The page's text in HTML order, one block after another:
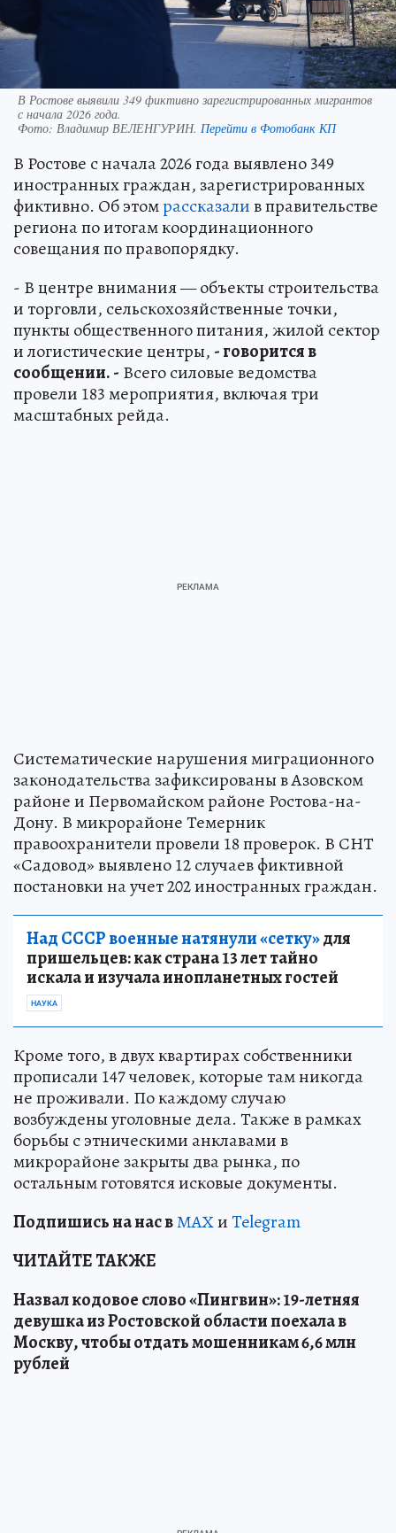
В Ростове выявили 349 фиктивно зарегистрированных мигрантов
с начала 2026 года.
Фото: Владимир ВЕЛЕНГУРИН. Перейти в Фотобанк КП
В Ростове с начала 2026 года выявлено 349
иностранных граждан, зарегистрированных
фиктивно. Об этомрассказалив правительстве
региона по итогам координационного
совещания по правопорядку.
- В центре внимания — объекты строительства
и торговли, сельскохозяйственные точки,
пункты общественного питания, жилой сектор
и логистические центры, - говорится в
сообщении. - Всего силовые ведомства
провели 183 мероприятия, включая три
масштабных рейда.
Систематические нарушения миграционного
законодательства зафиксированы в Азовском
районе и Первомайском районе Ростова-на-
Дону. В микрорайоне Темерник
правоохранители провели 18 проверок. В СНТ
«Садовод» выявлено 12 случаев фиктивной
постановки на учет 202 иностранных граждан.
Над СССР военные натянули «сетку»для
пришельцев: как страна 13 лет тайно
искала и изучала инопланетных гостей
НАУКА
Кроме того, в двух квартирах собственники
прописали 147 человек, которые там никогда
не проживали. По каждому случаю
возбуждены уголовные дела. Также в рамках
борьбы с этническими анклавами в
микрорайоне закрыты два рынка, по
остальным готовятся исковые документы.
Подпишись на нас вМАХиTelegram
ЧИТАЙТЕ ТАКЖЕ
Назвал кодовое слово «Пингвин»: 19-летняя
девушка из Ростовской области поехала в
Москву, чтобы отдать мошенникам 6,6 млн
рублей